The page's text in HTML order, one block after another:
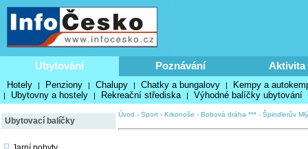
Ubytování Poznávání Aktivita
Hotely | Penziony | Chalupy | Chatky a bungalovy | Kempy a
| Ubytovny a hostely | Rekreační střediska | Výhodné balíčky ubytování
Ubytovací balíčky
Úvod - Sport - Krkonoše - Bobová dráha *** - Špindlerův